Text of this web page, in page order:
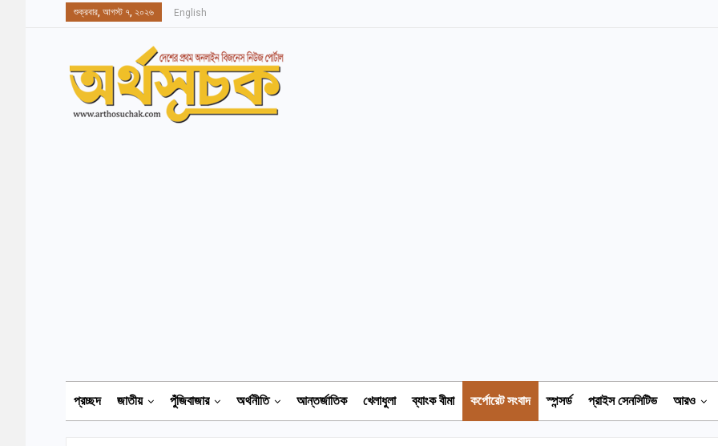
শুক্রবার, আগস্ট ৭, ২০২৬ English
প্রচ্ছদ জাতীয় পুঁজিবাজার অর্থনীতি আন্তর্জাতিক খেলাধুলা ব্যাংক বীমা কর্পোরেট সংবাদ স্পন্সর্ড প্রাইস সেনসিটিভ আরও